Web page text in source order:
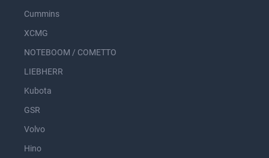
Cummins
XCMG
NOTEBOOM / COMETTO
LIEBHERR
Kubota
GSR
Volvo
Hino